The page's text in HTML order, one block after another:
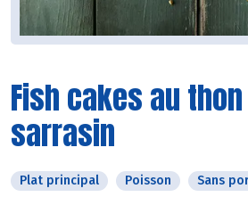
Fish cakes au
sarrasin
Plat principal Poisson Sans